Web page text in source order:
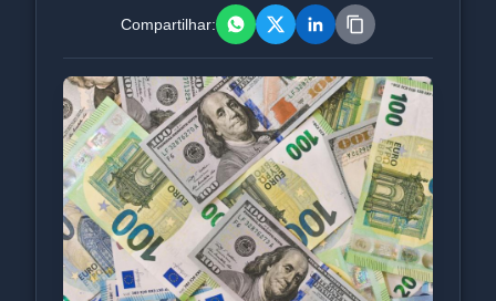
Compartilhar: